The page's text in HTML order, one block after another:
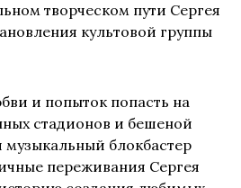
творческом пути Сергея
культовой группы
и попыток попасть на
стадионов и бешеной
блокбастер
переживания Сергея